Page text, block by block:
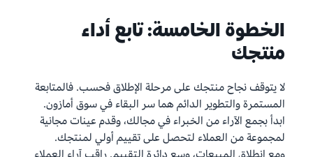
الخطوة الخامسة: تابع أداء
منتجك
لا يتوقف نجاح منتجك على مرحلة الإطلاق فحسب. فالمتابعة
المستمرة والتطوير الدائم هما سر البقاء في سوق أمازون.
ابدأ بجمع الآراء من الخبراء في مجالك، وقدم عينات مجانية
لمجموعة من العملاء لتحصل على تقييم أولي لمنتجك.